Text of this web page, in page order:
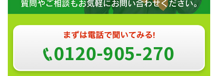
0120-905-270